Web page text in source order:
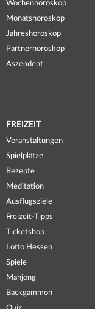
Wochenhoroskop
Monatshoroskop
Jahreshoroskop
Partnerhoroskop
Aszendent
FREIZEIT
Veranstaltungen
Spielplätze
Rezepte
Meditation
Ausflugsziele
Freizeit-Tipps
Ticketshop
Lotto Hessen
Spiele
Mahjong
Backgammon